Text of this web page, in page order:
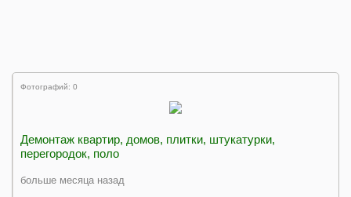
Фотографий: 0
Демонтаж квартир, домов, плитки, штукатурки,
перегородок, поло
больше месяца назад